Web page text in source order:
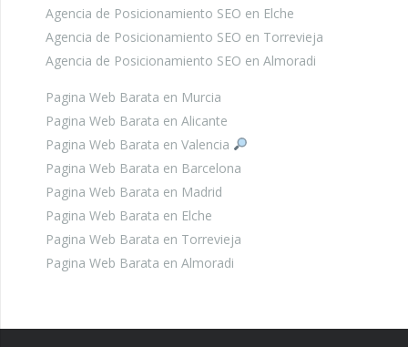
Agencia de Posicionamiento SEO en Elche
Agencia de Posicionamiento SEO en Torrevieja
Agencia de Posicionamiento SEO en Almoradi
Pagina Web Barata en Murcia
Pagina Web Barata en Alicante
Pagina Web Barata en Valencia
Pagina Web Barata en Barcelona
Pagina Web Barata en Madrid
Pagina Web Barata en Elche
Pagina Web Barata en Torrevieja
Pagina Web Barata en Almoradi